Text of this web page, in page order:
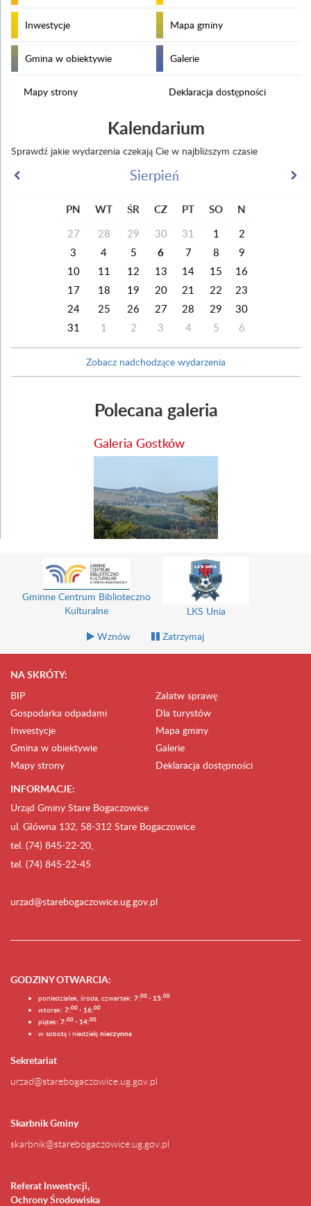
Inwestycje Mapa gminy
Gmina w obiektywie Galerie
Mapy strony Deklaracja dostępności
Kalendarium
Sprawdź jakie wydarzenia czekają Cie w najbliższym czasie
Sierpień
PN WT ŚR CZ PT SO N
27 28 29 30 31 1
2
3
4 5 6 7 8
9
10
11 12 13 14 15
16
17
18 19 20 21 22
23
24
25 26 27 28 29
30
31
1 2 3 4 5 6
Zobacz nadchodzące wydarzenia
Polecana galeria
Galeria Gostków
Gminne Centrum Biblioteczno
Kulturalne
LKS Unia
Wznów
Zatrzymaj
NA SKRÓTY:
BIP
Załatw sprawę
Gospodarka odpadami
Dla turystów
Inwestycje
Mapa gminy
Gmina w obiektywie
Galerie
Mapy strony
Deklaracja dostępności
INFORMACJE:
Urząd Gminy Stare Bogaczowice
ul. Główna 132, 58-312 Stare Bogaczowice
tel. (74) 845-22-20,
tel. (74) 845-22-45
urzad@starebogaczowice.ug.gov.pl
GODZINY OTWARCIA:
poniedziałek, środa, czwartek: 7:00 - 15:00
wtorek: 7:00 - 16:00
piątek: 7:00 - 14:00
w sobotę i niedzielę nieczynne
Sekretariat
urzad@starebogaczowice.ug.gov.pl
Skarbnik Gminy
skarbnik@starebogaczowice.ug.gov.pl
Referat Inwestycji,
Ochrony Środowiska